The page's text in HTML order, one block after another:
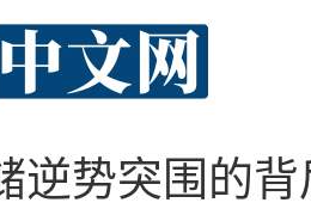
逆势突围的